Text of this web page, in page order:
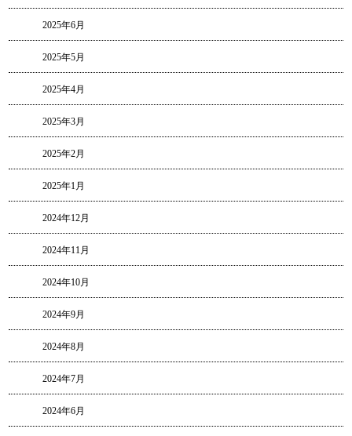
2025年6月
2025年5月
2025年4月
2025年3月
2025年2月
2025年1月
2024年12月
2024年11月
2024年10月
2024年9月
2024年8月
2024年7月
2024年6月